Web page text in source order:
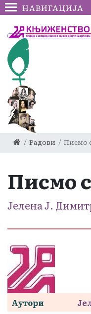
НАВИГАЦИЈА
Радови Писмо
Писмо
Јелена Ј.
Аутори